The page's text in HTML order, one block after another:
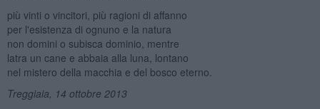
più vinti o vincitori, più ragioni di affanno
per l'esistenza di ognuno e la natura
non domini o subisca dominio, mentre
latra un cane e abbaia alla luna, lontano
nel mistero della macchia e del bosco eterno.
Treggiaia, 14 ottobre 2013